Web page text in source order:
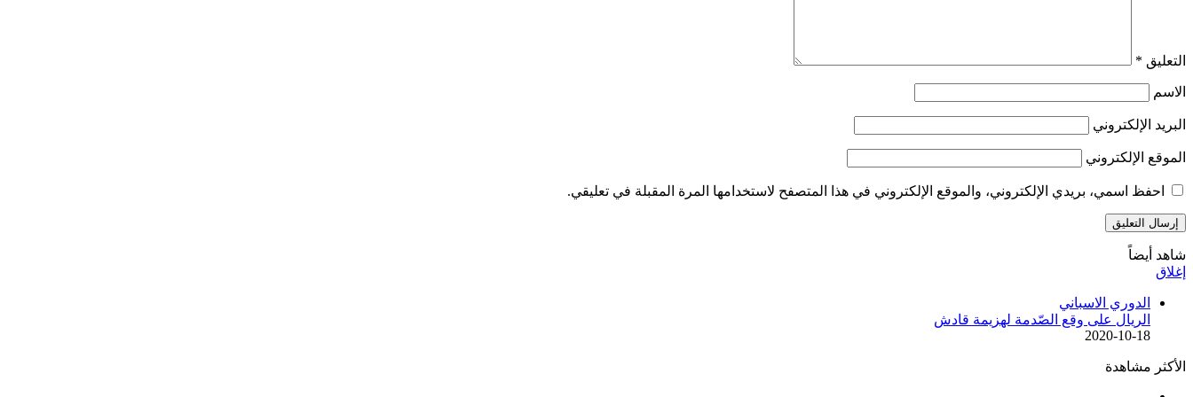
التعليق *
الاسم
البريد الإلكتروني
الموقع الإلكتروني
احفظ اسمي، بريدي الإلكتروني، والموقع الإلكتروني في هذا المتصفح لاستخدامها المرة المقبلة في تعليقي.
شاهد أيضاً
إغلاق
الدوري الاسباني
الريال على وقع الصّدمة لهزيمة قادش
2020-10-18
الأكثر مشاهدة